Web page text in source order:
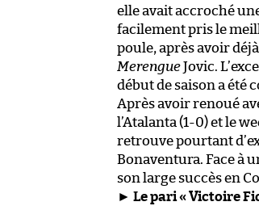
elle avait accroché
facilement pris le
poule, après avoir
MerengueJovic.
début de saison a été
Après avoir renoué
l’Atalanta (1-0) et le
retrouve pourtant
Bonaventura. Face à
son large succès en
► Le pari « Victoire